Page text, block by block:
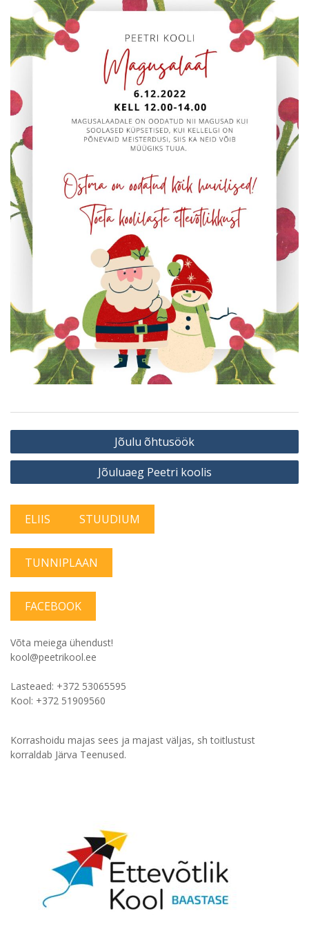
Navigeerimine
Jõulu õhtusöök
Jõuluaeg Peetri koolis
ELIIS STUUDIUM
TUNNIPLAAN
FACEBOOK
Võta meiega ühendust!
kool@peetrikool.ee
Lasteaed: +372 53065595
Kool: +372 51909560
Korrashoidu majas sees ja majast väljas, sh toitlustust
korraldab Järva Teenused.